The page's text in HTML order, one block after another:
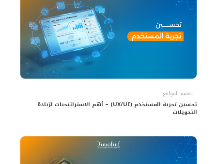
تصميم المواقع
تحسين تجربة المستخدم (UX/UI) – أهم الاستراتيجيات لزيادة
التحويلات